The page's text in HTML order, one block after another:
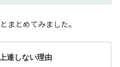
まとめてみました。
達しない理由